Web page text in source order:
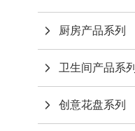
厨房产品系列
卫生间产品系列
创意花盘系列